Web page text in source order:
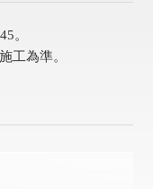
。
工為準。